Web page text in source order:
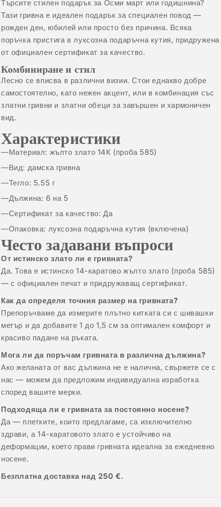
Търсите стилен подарък за Осми март или годишнина?
Тази гривна е идеален подарък за специален повод —
рожден ден, юбилей или просто без причина. Всяка
поръчка пристига в луксозна подаръчна кутия, придружена
от официален сертификат за качество.
Комбиниране и стил
Лесно се вписва в различни визии. Стои еднакво добре
самостоятелно, като нежен акцент, или в комбинация със
златни гривни и златни обеци за завършен и хармоничен
вид.
Характеристики
Материал: жълто злато 14К (проба 585)
Вид: дамска гривна
Тегло: 5.55 г
Дължина: 6 на 5
Сертификат за качество: Да
Опаковка: луксозна подаръчна кутия (включена)
Често задавани въпроси
От истинско злато ли е гривната?
Да. Това е истинско 14-каратово жълто злато (проба 585)
— с официален печат и придружаващ сертификат.
Как да определя точния размер на гривната?
Препоръчваме да измерите плътно китката си с шивашки
метър и да добавите 1 до 1,5 см за оптимален комфорт и
красиво падане на ръката.
Мога ли да поръчам гривната в различна дължина?
Ако желаната от вас дължина не е налична, свържете се с
нас — можем да предложим индивидуална изработка
според вашите мерки.
Подходяща ли е гривната за постоянно носене?
Да — плетките, които предлагаме, са изключително
здрави, а 14-каратовото злато е устойчиво на
деформации, което прави гривната идеална за ежедневно
носене.
Безплатна доставка над 250 €.